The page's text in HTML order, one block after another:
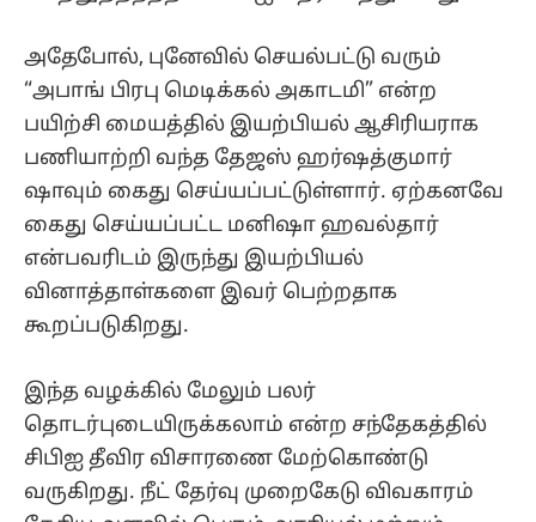
அதேபோல், புனேவில் செயல்பட்டு வரும்
“அபாங் பிரபு மெடிக்கல் அகாடமி” என்ற
பயிற்சி மையத்தில் இயற்பியல் ஆசிரியராக
பணியாற்றி வந்த தேஜஸ் ஹர்ஷத்குமார்
ஷாவும் கைது செய்யப்பட்டுள்ளார். ஏற்கனவே
கைது செய்யப்பட்ட மனிஷா ஹவல்தார்
என்பவரிடம் இருந்து இயற்பியல்
வினாத்தாள்களை இவர் பெற்றதாக
கூறப்படுகிறது.
இந்த வழக்கில் மேலும் பலர்
தொடர்புடையிருக்கலாம் என்ற சந்தேகத்தில்
சிபிஐ தீவிர விசாரணை மேற்கொண்டு
வருகிறது. நீட் தேர்வு முறைகேடு விவகாரம்